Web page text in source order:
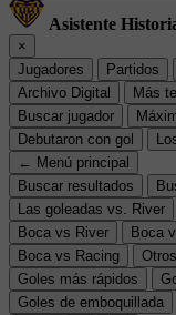
Asistente
×
Jugadores
Partidos
Archivo Digital
Más
Buscar jugador
Debutaron con gol
← Menú principal
Buscar resultados
Las goleadas vs. River
Boca vs River
Boca
Boca vs Racing
Goles más rápidos
Goles de emboquillada